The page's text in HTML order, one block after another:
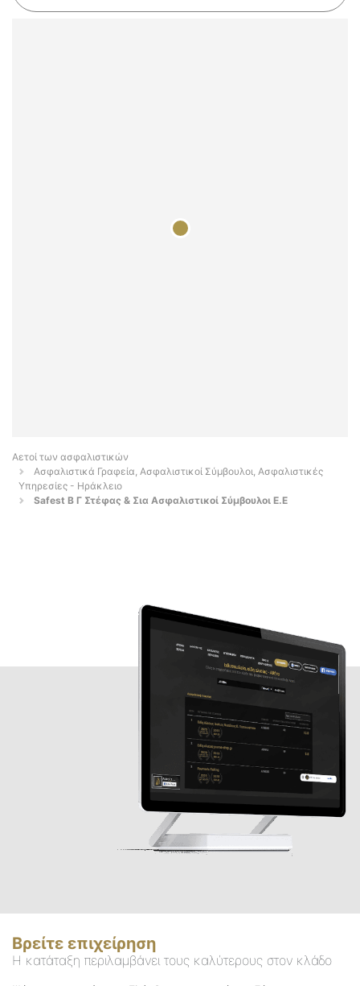
Αετοί των ασφαλιστικών
Ασφαλιστικά Γραφεία, Ασφαλιστικοί Σύμβουλοι, Ασφαλιστικές
Υπηρεσίες - Ηράκλειο
Safest Β Γ Στέφας & Σια Ασφαλιστικοί Σύμβουλοι Ε.Ε
Βρείτε επιχείρηση
Η κατάταξη περιλαμβάνει τους καλύτερους στον κλάδο